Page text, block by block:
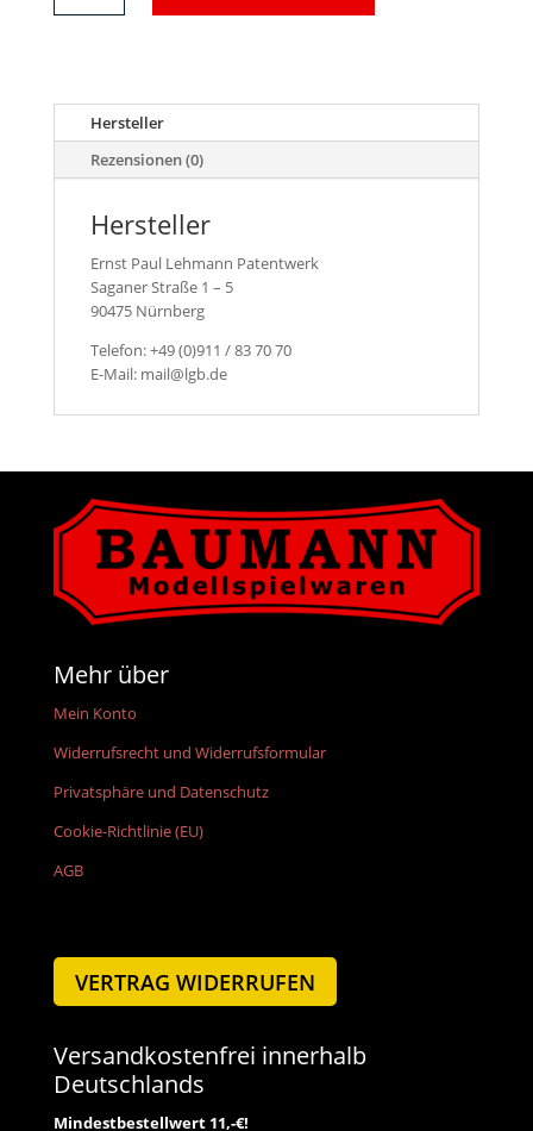
-
Lok
2040
Menge
Hersteller
Rezensionen (0)
Hersteller
Ernst Paul Lehmann Patentwerk
Saganer Straße 1 – 5
90475 Nürnberg
Telefon: +49 (0)911 / 83 70 70
E-Mail: mail@lgb.de
Mehr über
Mein Konto
Widerrufsrecht und Widerrufsformular
Privatsphäre und Datenschutz
Cookie-Richtlinie (EU)
AGB
VERTRAG WIDERRUFEN
Versandkostenfrei innerhalb
Deutschlands
Mindestbestellwert 11,-€!